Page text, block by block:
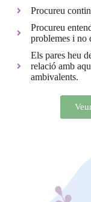
Procureu
Procureu
problemes i no
Els pares heu
relació amb
ambivalents.